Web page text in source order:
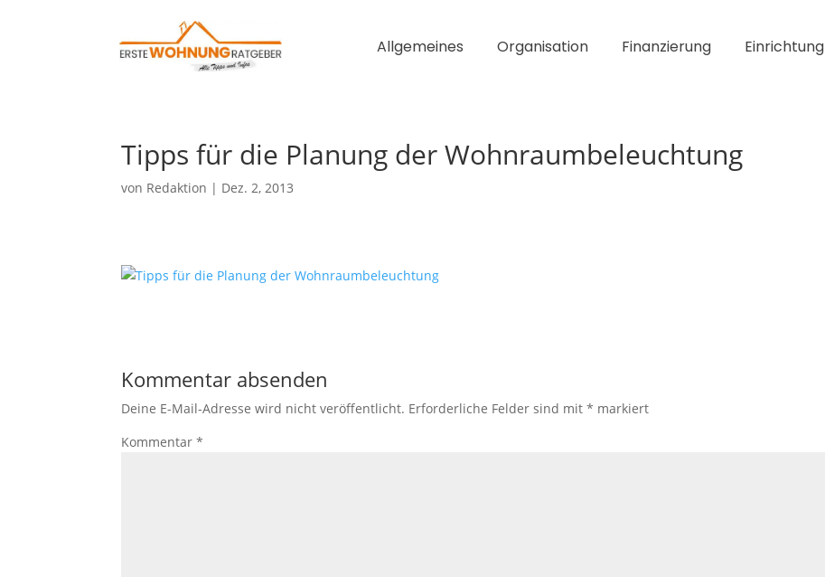
Allgemeines Organisation Finanzierung Einrichtung
Tipps für die Planung der Wohnraumbeleuchtung
von Redaktion | Dez. 2, 2013
Kommentar absenden
Deine E-Mail-Adresse wird nicht veröffentlicht. Erforderliche Felder sind mit* markiert
Kommentar*